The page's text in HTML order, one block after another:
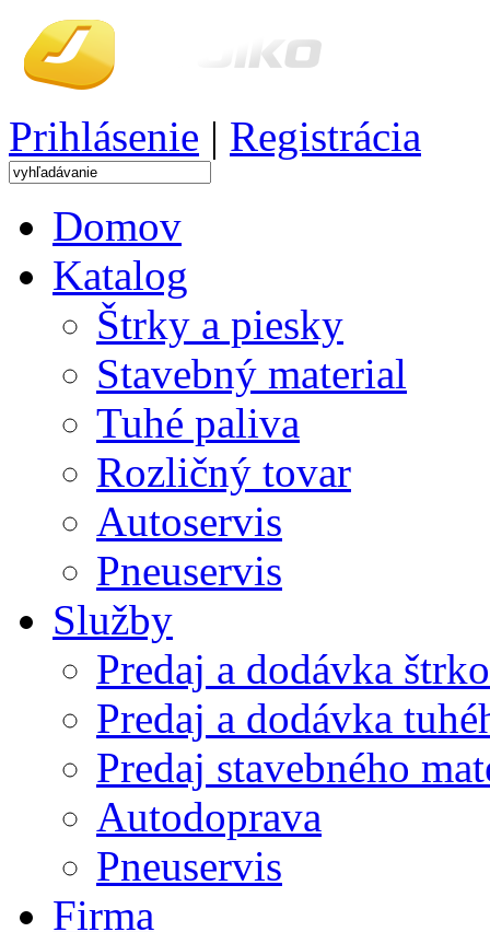
Prihlásenie | Registrácia
Domov
Katalog
Štrky a piesky
Stavebný material
Tuhé paliva
Rozličný tovar
Autoservis
Pneuservis
Služby
Predaj a dodávka
Predaj a dodávka
Predaj stavebného
Autodoprava
Pneuservis
Firma